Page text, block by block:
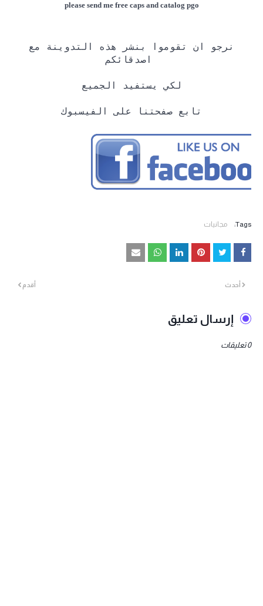
please send me free caps and catalog pgo
نرجو ان تقوموا بنشر هذه التدوينة مع
لكي يستفيد الجميع
تابع صفحتنا على الفيسبوك
Tags: مجانيات
أحدث أقدم
إرسال تعليق
0 تعليقات